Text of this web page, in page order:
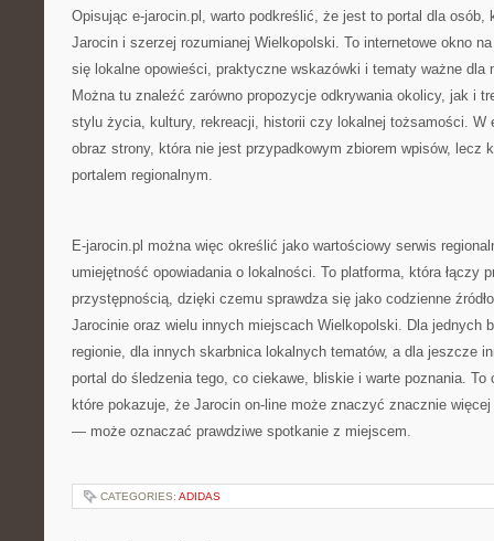
Opisując e-jarocin.pl, warto podkreślić, że jest to portal dla osób,
Jarocin i szerzej rozumianej Wielkopolski. To internetowe okno
się lokalne opowieści, praktyczne wskazówki i tematy ważne dla
Można tu znaleźć zarówno propozycje odkrywania okolicy, jak i
stylu życia, kultury, rekreacji, historii czy lokalnej tożsamości. W
obraz strony, która nie jest przypadkowym zbiorem wpisów, lecz
portalem regionalnym.
E-jarocin.pl można więc określić jako wartościowy serwis
umiejętność opowiadania o lokalności. To platforma, która łączy
przystępnością, dzięki czemu sprawdza się jako codzienne
Jarocinie oraz wielu innych miejscach Wielkopolski. Dla jednych
regionie, dla innych skarbnica lokalnych tematów, a dla jeszcze
portal do śledzenia tego, co ciekawe, bliskie i warte poznania. To
które pokazuje, że Jarocin on-line może znaczyć znacznie
— może oznaczać prawdziwe spotkanie z miejscem.
CATEGORIES: ADIDAS